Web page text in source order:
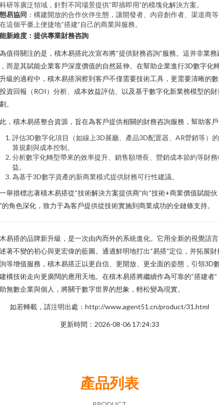
研等廣泛領域，針對不同場景提供“即插即用”的模塊化解決方案。
易協同 ：構建開放的合作伙伴生態，讓開發者、內容創作者、渠道商
這個平臺上便捷地“搭建”自己的商業與服務。
新維度：提供專業財務咨詢
值得關注的是，積木易搭此次宣布將“提供財務咨詢”服務。這并非業務
而是其賦能企業客戶深度價值的自然延伸。在幫助企業進行3D數字化
級的過程中，積木易搭洞察到客戶不僅需要技術工具，更需要清晰的
資回報（ROI）分析、成本效益評估、以及基于數字化新業務模型的財
。
，積木易搭整合資源，旨在為客戶提供相關的財務咨詢服務，幫助客
評估3D數字化項目（如線上3D展廳、產品3D配置器、AR營銷等）
算規劃與成本控制。
分析數字化轉型帶來的效率提升、銷售額增長、營銷成本節約等財務
益。
為基于3D數字資產的新商業模式提供財務可行性建議。
舉措標志著積木易搭從“技術解決方案提供商”向“技術+商業價值賦能伙
的角色深化，致力于為客戶提供從技術實施到商業成功的全鏈條支持。
易搭的品牌新升級，是一次由內而外的系統進化。它用全新的視覺語
著不變的初心與更宏偉的藍圖。通過鮮明地打出“易搭”定位，并拓展財
等增值服務，積木易搭正以更自信、更開放、更全面的姿態，引領3D
構技術走向更廣闊的應用天地。在積木易搭將繼續作為可靠的“搭建者”
無數企業與個人，將關于數字世界的想象，輕松變為現實。
如若轉載，請注明出處：http://www.agent51.cn/product/31.html
更新時間：2026-08-06 17:24:33
產品列表